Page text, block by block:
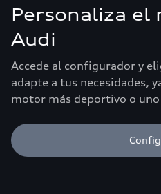
Personaliza el
Audi
Accede al configurador y
adapte a tus necesidades,
motor más deportivo o